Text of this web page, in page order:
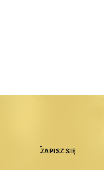
ZAPISZ SIĘ